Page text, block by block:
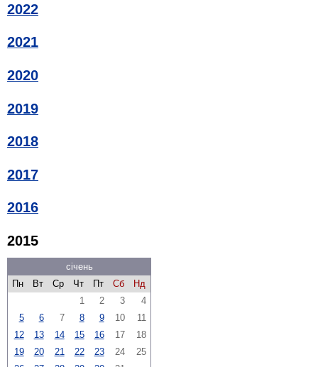
2022
2021
2020
2019
2018
2017
2016
2015
січень
Пн
Вт Ср Чт Пт Сб
Нд
1
2 3
4
5
6 7 8 9 10
11
12
13 14 15 16 17
18
19
20 21 22 23 24
25